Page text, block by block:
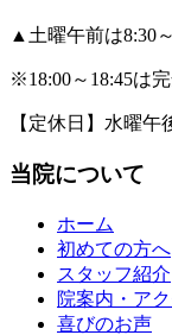
▲土曜午前は8:30
※18:00～18:45は
【定休日】水曜午
当院について
ホーム
初めての方へ
スタッフ紹介
院案内・ア
喜びのお声